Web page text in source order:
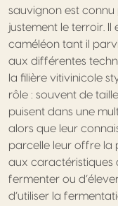
sauvignon est
justement le terroir.
caméléon tant il
aux différentes
la filière vitivinicole
rôle : souvent de
puisent dans une
alors que leur
parcelle leur offre la
aux caractéristiques
fermenter ou
d’utiliser la